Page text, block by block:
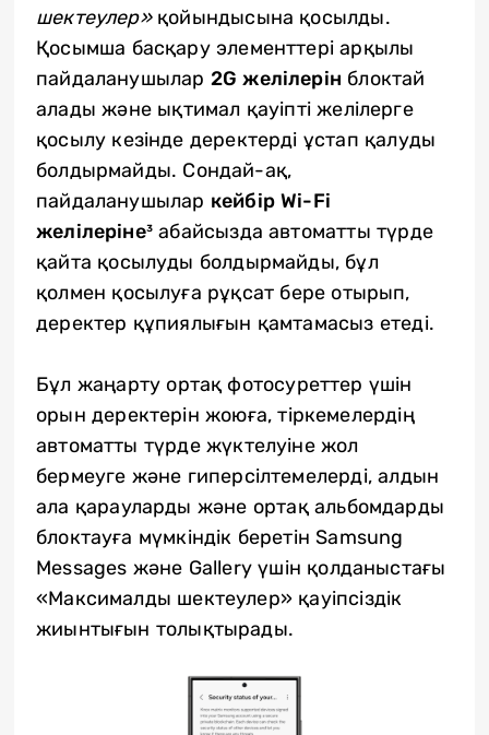
шектеулер»қойындысына қосылды.
Қосымша басқару элементтері арқылы
пайдаланушылар 2G желілерін блоктай
алады және ықтимал қауіпті желілерге
қосылу кезінде деректерді ұстап қалуды
болдырмайды. Сондай-ақ,
пайдаланушылар кейбір Wi-Fi
желілеріне³ абайсызда автоматты түрде
қайта қосылуды болдырмайды, бұл
қолмен қосылуға рұқсат бере отырып,
деректер құпиялығын қамтамасыз етеді.
Бұл жаңарту ортақ фотосуреттер үшін
орын деректерін жоюға, тіркемелердің
автоматты түрде жүктелуіне жол
бермеуге және гиперсілтемелерді, алдын
ала қарауларды және ортақ альбомдарды
блоктауға мүмкіндік беретін Samsung
Messages және Gallery үшін қолданыстағы
«Максималды шектеулер» қауіпсіздік
жиынтығын толықтырады.